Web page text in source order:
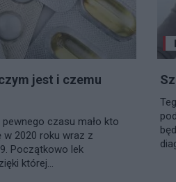
jest i czemu
czasu mało kto
w 2020 roku wraz z
Początkowo lek
której...